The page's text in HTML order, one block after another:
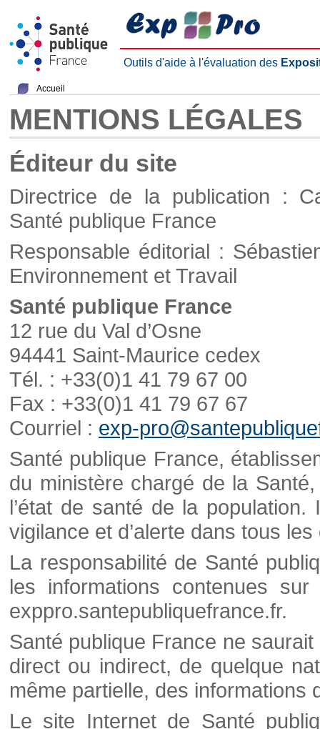
Outils d'aide à l'évaluation des
Accueil
MENTIONS LÉGALES
Éditeur du site
Directrice de la publication :
Santé publique France
Responsable éditorial :
Environnement et Travail
Santé publique France
12 rue du Val d’Osne
94441 Saint-Maurice cedex
Tél. : +33(0)1 41 79 67 00
Fax : +33(0)1 41 79 67 67
Courriel : exp-
Santé publique France,
du ministère chargé de la
l’état de santé de la
vigilance et d’alerte dans tous
La responsabilité de Santé
les informations contenues
exppro.santepubliquefrance.fr.
Santé publique France ne
direct ou indirect, de quelque
même partielle, des informations
Le site Internet de Santé